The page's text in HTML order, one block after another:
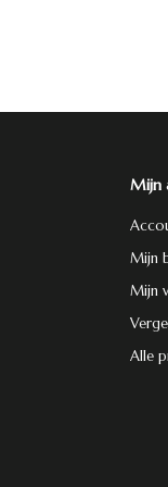
Mijn
Mijn
Mijn
Alle